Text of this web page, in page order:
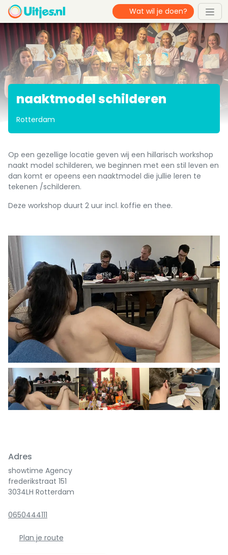
naaktmodel schilderen
Rotterdam
Op een gezellige locatie geven wij een hillarisch workshop
naakt model schilderen, we beginnen met een stil leven en
dan komt er opeens een naaktmodel die jullie leren te
tekenen /schilderen.
Deze workshop duurt 2 uur incl. koffie en thee.
Adres
showtime Agency
frederikstraat 151
3034LH Rotterdam
0650444111
Plan je route